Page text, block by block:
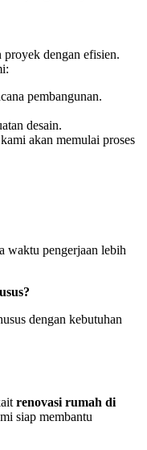
dengan efisien.
pembangunan.
desain.
akan memulai proses
waktu pengerjaan lebih
dengan kebutuhan
renovasi rumah di
siap membantu